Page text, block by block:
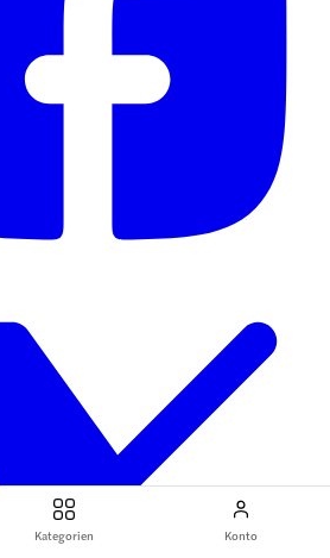
Kategorien Konto